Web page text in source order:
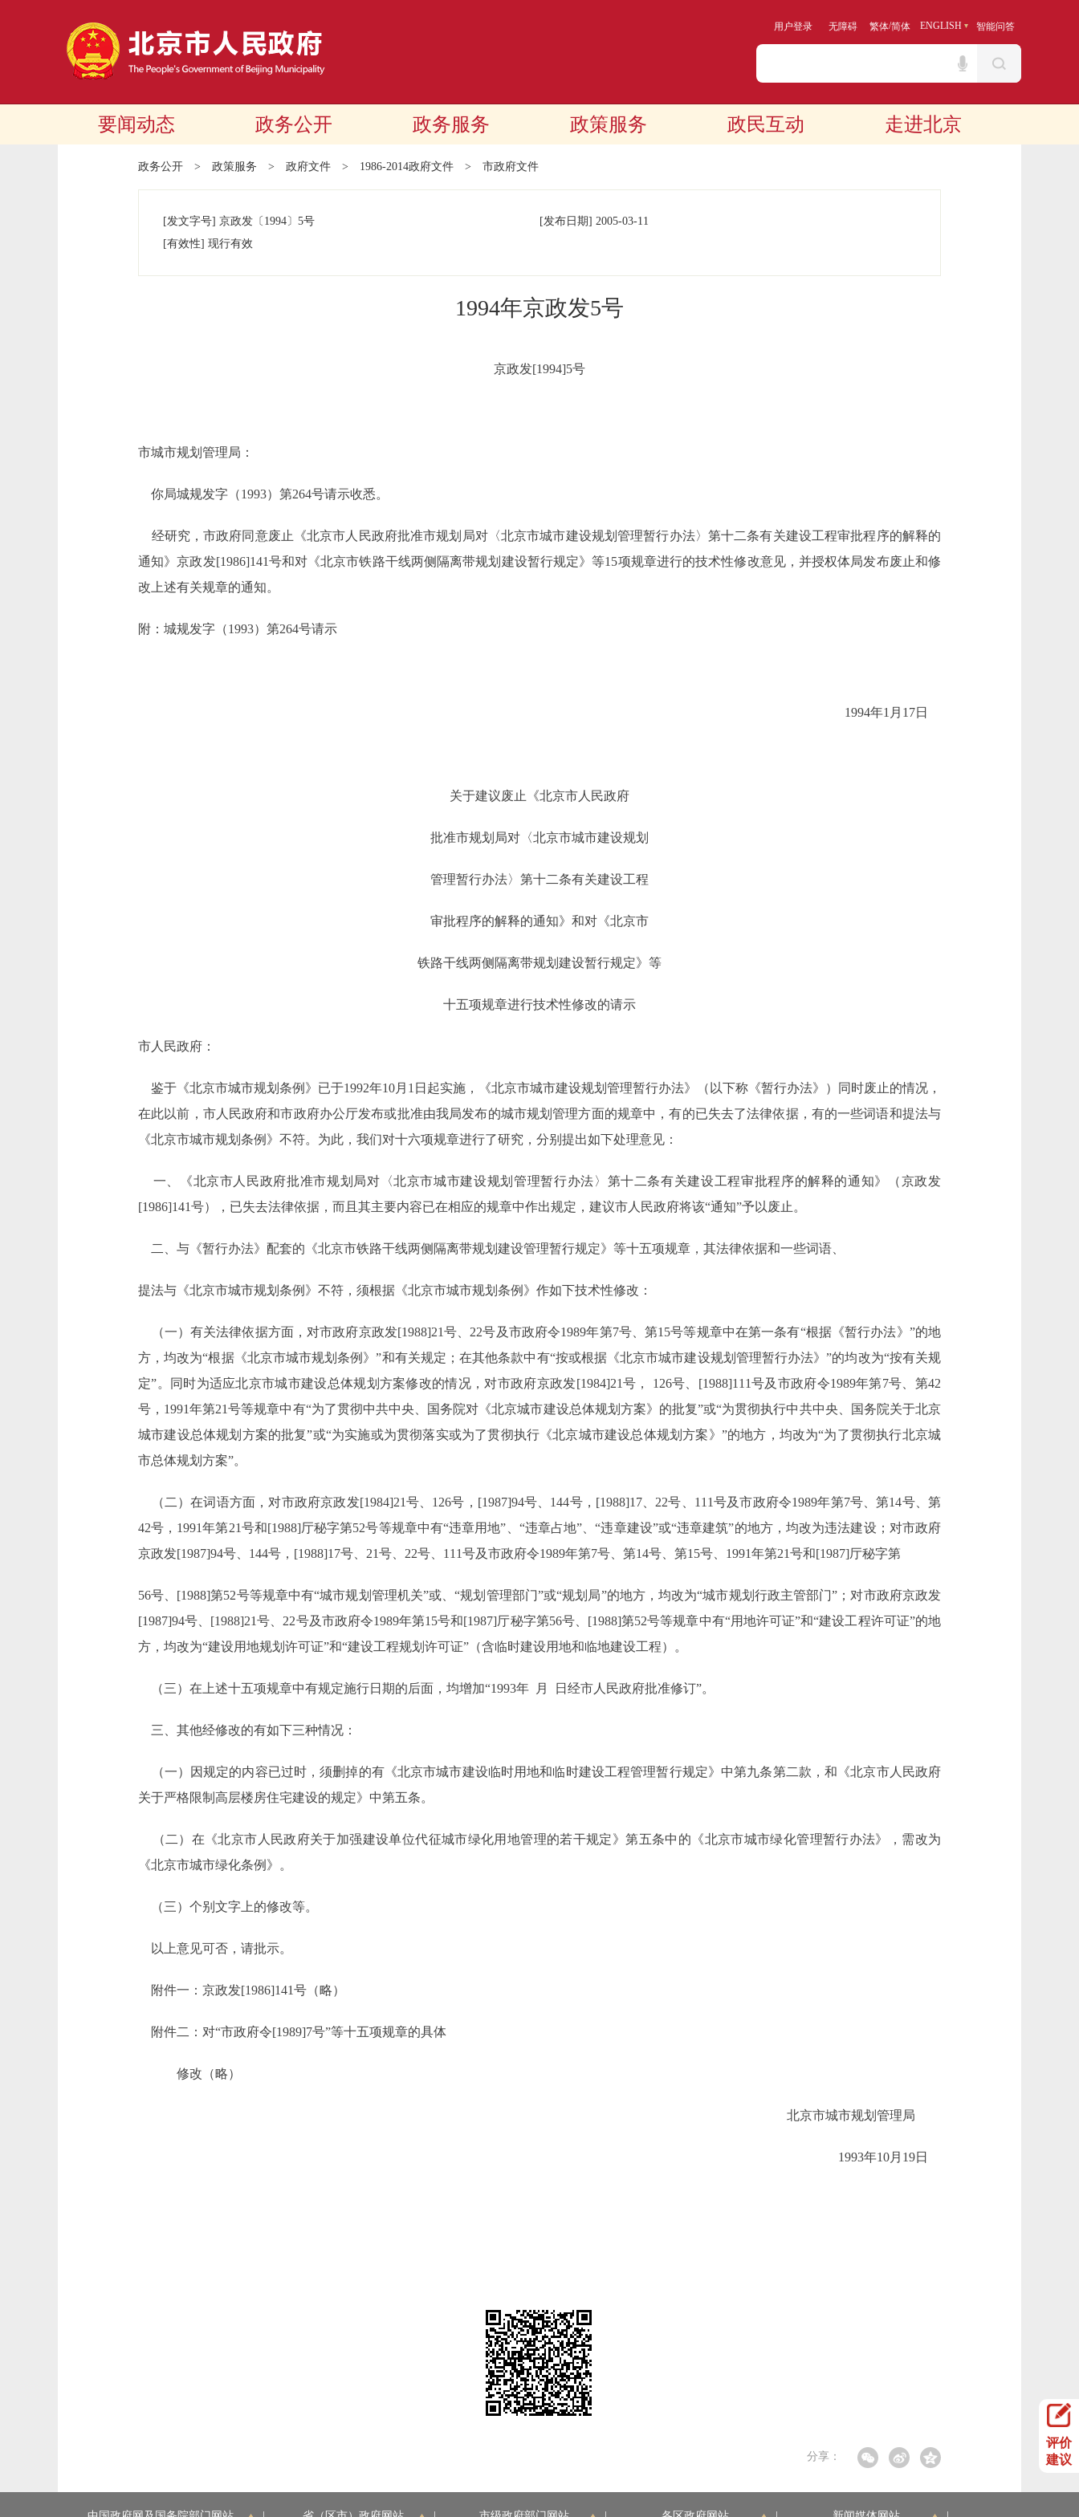
用户登录 无障碍 繁体/简体 ENGLISH 智能问答
要闻动态 政务公开 政务服务 政策服务 政民互动 走进北京
政务公开 > 政策服务 > 政府文件 > 1986-2014政府文件 > 市政府文件
[发文字号] 京政发 〔1994〕 5号 [发布日期] 2005-03-11
[有效性] 现行有效
1994年京政发5号
京政发[1994]5号
市城市规划管理局：
你局城规发字（1993）第264号请示收悉。
经研究，市政府同意废止《北京市人民政府批准市规划局对〈北京市城市建设规划管理暂行办法〉第十二条有关建设工程审批程序的解释的
通知》京政发[1986]141号和对《北京市铁路干线两侧隔离带规划建设暂行规定》等15项规章进行的技术性修改意见，并授权体局发布废止和修
改上述有关规章的通知。
附：城规发字（1993）第264号请示
1994年1月17日
关于建议废止《北京市人民政府
批准市规划局对〈北京市城市建设规划
管理暂行办法〉第十二条有关建设工程
审批程序的解释的通知》和对《北京市
铁路干线两侧隔离带规划建设暂行规定》等
十五项规章进行技术性修改的请示
市人民政府：
鉴于《北京市城市规划条例》已于1992年10月1日起实施，《北京市城市建设规划管理暂行办法》（以下称《暂行办法》）同时废止的情况，
在此以前，市人民政府和市政府办公厅发布或批准由我局发布的城市规划管理方面的规章中，有的已失去了法律依据，有的一些词语和提法与
《北京市城市规划条例》不符。为此，我们对十六项规章进行了研究，分别提出如下处理意见：
一、《北京市人民政府批准市规划局对〈北京市城市建设规划管理暂行办法〉第十二条有关建设工程审批程序的解释的通知》（京政发
[1986]141号），已失去法律依据，而且其主要内容已在相应的规章中作出规定，建议市人民政府将该“通知”予以废止。
二、与《暂行办法》配套的《北京市铁路干线两侧隔离带规划建设管理暂行规定》等十五项规章，其法律依据和一些词语、
提法与《北京市城市规划条例》不符，须根据《北京市城市规划条例》作如下技术性修改：
（一）有关法律依据方面，对市政府京政发[1988]21号、22号及市政府令1989年第7号、第15号等规章中在第一条有“根据《暂行办法》”的地
方，均改为“根据《北京市城市规划条例》”和有关规定；在其他条款中有“按或根据《北京市城市建设规划管理暂行办法》”的均改为“按有关规
定”。同时为适应北京市城市建设总体规划方案修改的情况，对市政府京政发[1984]21号， 126号、[1988]111号及市政府令1989年第7号、第42
号，1991年第21号等规章中有“为了贯彻中共中央、国务院对《北京城市建设总体规划方案》的批复”或“为贯彻执行中共中央、国务院关于北京
城市建设总体规划方案的批复”或“为实施或为贯彻落实或为了贯彻执行《北京城市建设总体规划方案》”的地方，均改为“为了贯彻执行北京城
市总体规划方案”。
（二）在词语方面，对市政府京政发[1984]21号、126号，[1987]94号、144号，[1988]17、22号、111号及市政府令1989年第7号、第14号、第
42号，1991年第21号和[1988]厅秘字第52号等规章中有“违章用地”、“违章占地”、“违章建设”或“违章建筑”的地方，均改为违法建设；对市政府
京政发[1987]94号、144号，[1988]17号、21号、22号、111号及市政府令1989年第7号、第14号、第15号、1991年第21号和[1987]厅秘字第
56号、[1988]第52号等规章中有“城市规划管理机关”或、“规划管理部门”或“规划局”的地方，均改为“城市规划行政主管部门”；对市政府京政发
[1987]94号、[1988]21号、22号及市政府令1989年第15号和[1987]厅秘字第56号、[1988]第52号等规章中有“用地许可证”和“建设工程许可证”的地
方，均改为“建设用地规划许可证”和“建设工程规划许可证”（含临时建设用地和临地建设工程）。
（三）在上述十五项规章中有规定施行日期的后面，均增加“1993年 月 日经市人民政府批准修订”。
三、其他经修改的有如下三种情况：
（一）因规定的内容已过时，须删掉的有《北京市城市建设临时用地和临时建设工程管理暂行规定》中第九条第二款，和《北京市人民政府
关于严格限制高层楼房住宅建设的规定》中第五条。
（二）在《北京市人民政府关于加强建设单位代征城市绿化用地管理的若干规定》第五条中的《北京市城市绿化管理暂行办法》，需改为
《北京市城市绿化条例》。
（三）个别文字上的修改等。
以上意见可否，请批示。
附件一：京政发[1986]141号（略）
附件二：对“市政府令[1989]7号”等十五项规章的具体
修改（略）
北京市城市规划管理局
1993年10月19日
分享：
评价
建议